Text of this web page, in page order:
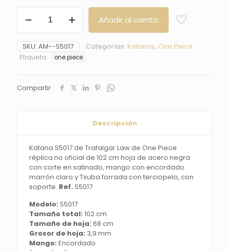
S5017
Trafalgar
Law
de
réplica
hoja
acero
negra
satinado,
mango
encordado
Añadir al carrito
SKU: AM--S5017 Categorías: Katanas, One Piece
Etiqueta:
one piece
Compartir
Descripción
Katana S5017 de Trafalgar Law de One Piece
réplica no oficial de 102 cm hoja de acero negra
con corte en satinado, mango con encordado
marrón claro y Tsuba forrada con terciopelo, con
soporte. Ref. S5017
Modelo:S5017
Tamaño total: 102 cm
Tamaño de hoja: 68 cm
Grosor de hoja: 3,9 mm
Mango: Encordado